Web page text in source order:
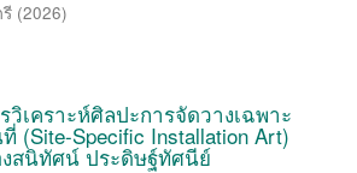
(2026)
วิเคราะห์ศิลปะการจัดวางเฉพาะ
(Site-Speciﬁc Installation Art)
สนิทัศน์ ประดิษฐ์ทัศนีย์